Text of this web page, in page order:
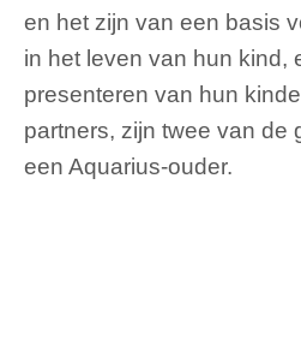
en het zijn van een basis
in het leven van hun kind,
presenteren van hun
partners, zijn twee van de
een Aquarius-ouder.